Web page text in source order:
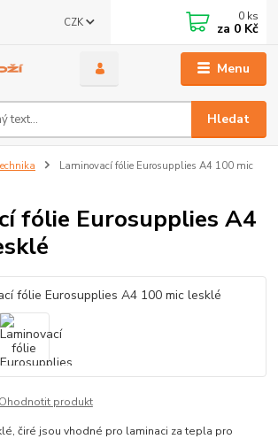
Menu
CZK
Hledat
0 ks
za 0 Kč
Laminovací fólie Eurosupplies A4 100 mic
fólie Eurosupplies A4
Ohodnotit produkt
čiré jsou vhodné pro laminaci za tepla pro